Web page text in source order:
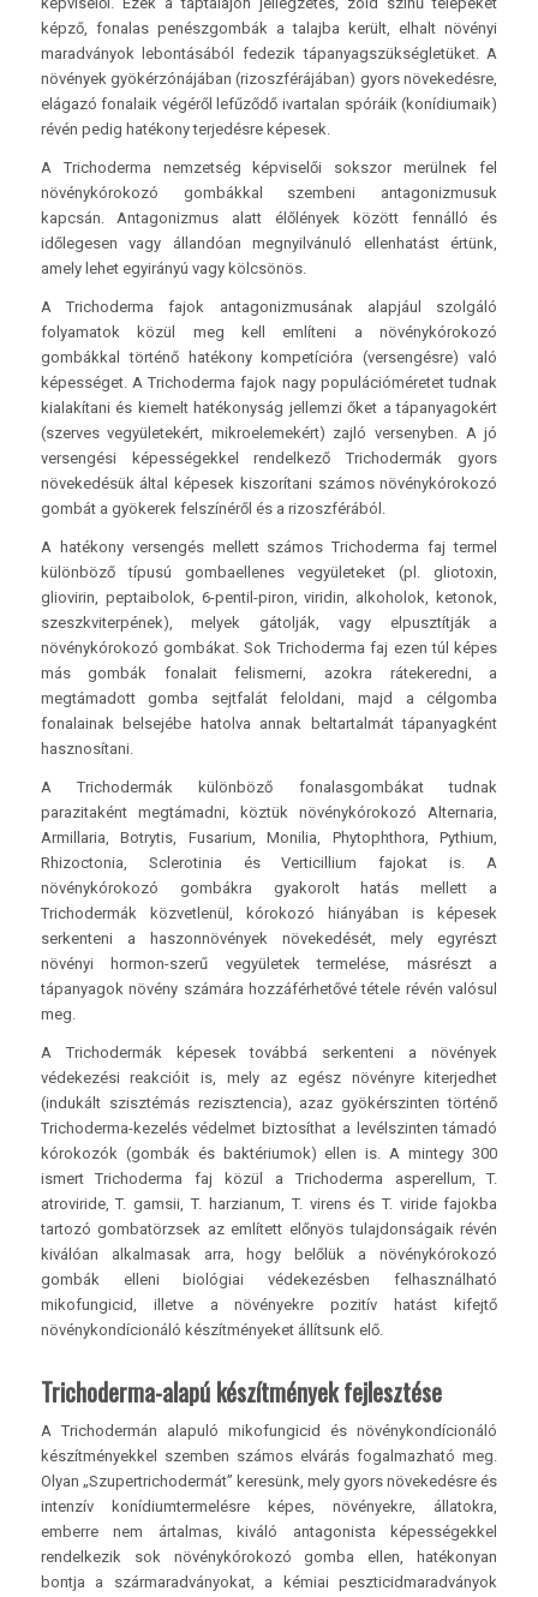
képző, fonalas penészgombák a talajba került, elhalt növényi
maradványok lebontásából fedezik tápanyagszükségletüket. A
növények gyökérzónájában (rizoszférájában) gyors növekedésre,
elágazó fonalaik végéről lefűződő ivartalan spóráik (konídiumaik)
révén pedig hatékony terjedésre képesek.
A Trichoderma nemzetség képviselői sokszor merülnek fel
növénykórokozó gombákkal szembeni antagonizmusuk
kapcsán. Antagonizmus alatt élőlények között fennálló és
időlegesen vagy állandóan megnyilvánuló ellenhatást értünk,
amely lehet egyirányú vagy kölcsönös.
A Trichoderma fajok antagonizmusának alapjául szolgáló
folyamatok közül meg kell említeni a növénykórokozó
gombákkal történő hatékony kompetícióra (versengésre) való
képességet. A Trichoderma fajok nagy populációméretet tudnak
kialakítani és kiemelt hatékonyság jellemzi őket a tápanyagokért
(szerves vegyületekért, mikroelemekért) zajló versenyben. A jó
versengési képességekkel rendelkező Trichodermák gyors
növekedésük által képesek kiszorítani számos növénykórokozó
gombát a gyökerek felszínéről és a rizoszférából.
A hatékony versengés mellett számos Trichoderma faj termel
különböző típusú gombaellenes vegyületeket (pl. gliotoxin,
gliovirin, peptaibolok, 6-pentil-piron, viridin, alkoholok, ketonok,
szeszkviterpének), melyek gátolják, vagy elpusztítják a
növénykórokozó gombákat. Sok Trichoderma faj ezen túl képes
más gombák fonalait felismerni, azokra rátekeredni, a
megtámadott gomba sejtfalát feloldani, majd a célgomba
fonalainak belsejébe hatolva annak beltartalmát tápanyagként
hasznosítani.
A Trichodermák különböző fonalasgombákat tudnak
parazitaként megtámadni, köztük növénykórokozó Alternaria,
Armillaria, Botrytis, Fusarium, Monilia, Phytophthora, Pythium,
Rhizoctonia, Sclerotinia és Verticillium fajokat is. A
növénykórokozó gombákra gyakorolt hatás mellett a
Trichodermák közvetlenül, kórokozó hiányában is képesek
serkenteni a haszonnövények növekedését, mely egyrészt
növényi hormon-szerű vegyületek termelése, másrészt a
tápanyagok növény számára hozzáférhetővé tétele révén valósul
meg.
A Trichodermák képesek továbbá serkenteni a növények
védekezési reakcióit is, mely az egész növényre kiterjedhet
(indukált szisztémás rezisztencia), azaz gyökérszinten történő
Trichoderma-kezelés védelmet biztosíthat a levélszinten támadó
kórokozók (gombák és baktériumok) ellen is. A mintegy 300
ismert Trichoderma faj közül a Trichoderma asperellum, T.
atroviride, T. gamsii, T. harzianum, T. virens és T. viride fajokba
tartozó gombatörzsek az említett előnyös tulajdonságaik révén
kiválóan alkalmasak arra, hogy belőlük a növénykórokozó
gombák elleni biológiai védekezésben felhasználható
mikofungicid, illetve a növényekre pozitív hatást kifejtő
növénykondícionáló készítményeket állítsunk elő.
Trichoderma-alapú készítmények fejlesztése
A Trichodermán alapuló mikofungicid és növénykondícionáló
készítményekkel szemben számos elvárás fogalmazható meg.
Olyan „Szupertrichodermát” keresünk, mely gyors növekedésre és
intenzív konídiumtermelésre képes, növényekre, állatokra,
emberre nem ártalmas, kiváló antagonista képességekkel
rendelkezik sok növénykórokozó gomba ellen, hatékonyan
bontja a szármaradványokat, a kémiai peszticidmaradványok